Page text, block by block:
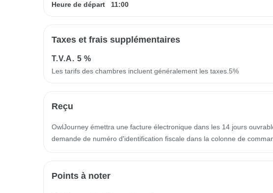
Heure de départ
11:00
Taxes et frais supplémentaires
T.V.A. 5 %
Les tarifs des chambres incluent généralement les taxes.5%
Reçu
OwlJourney émettra une facture électronique dans les 14 jours
demande de numéro d'identification fiscale dans la colonne de
Points à noter